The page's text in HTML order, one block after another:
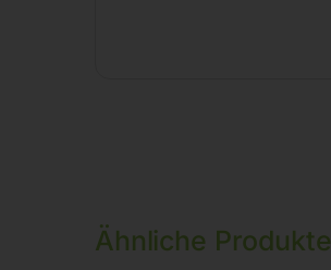
Ähnliche Produkte